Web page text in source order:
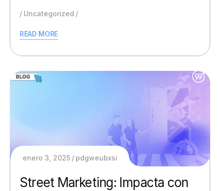
Uncategorized
READ MORE
enero 3, 2025 pdgweubxsi
Street Marketing: Impacta con